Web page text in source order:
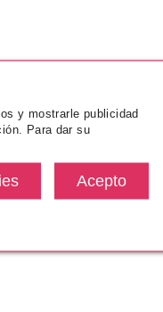
y mostrarle publicidad
Para dar su